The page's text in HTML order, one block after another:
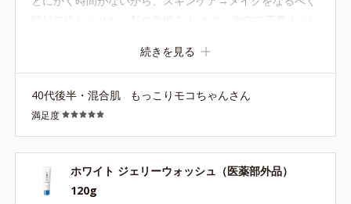
時短で終わらせたい私の救世主！ まず、泡立て不要！ ジ
イッチを入れる(^^) ジェルが優しく汚れを絡めとって、さ
の泡立てを時短したい方に、かなりおすすめしたい逸品で
す♪
続きを見る
40代後半・混合肌 もっこりモコちゃんさん
満足度
ホワイト ジェリーウォッシュ（医薬部外品）
120g